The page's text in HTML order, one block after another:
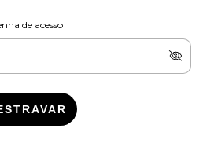
de acesso